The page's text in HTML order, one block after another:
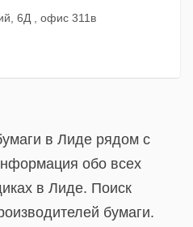
сувениры и
подарки оптом
6Д , офис 311в
в Лиде рядом с
обо всех
в Лиде. Поиск
бумаги.